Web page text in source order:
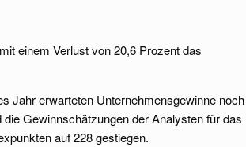
einem Verlust von 20,6 Prozent das
Jahr erwarteten Unternehmensgewinne noch
Gewinnschätzungen der Analysten für das
auf 228 gestiegen.